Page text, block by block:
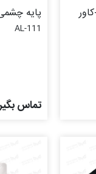
پایه
AL-111
تماس